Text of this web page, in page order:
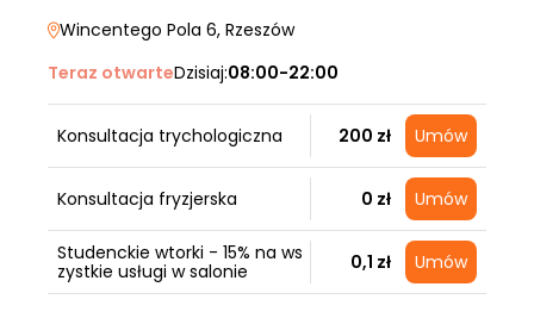
Wincentego Pola 6, Rzeszów
Teraz otwarteDzisiaj:08:00-22:00
Konsultacja trychologiczna 200 zł Umów
Konsultacja fryzjerska 0 zł Umów
Studenckie wtorki - 15% na ws
zystkie usługi w salonie
0,1 zł Umów